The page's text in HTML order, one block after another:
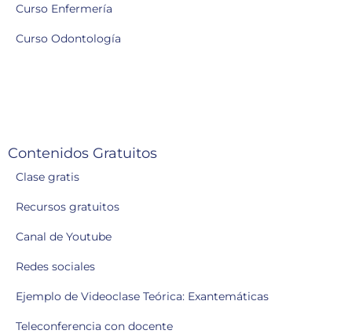
Curso Enfermería
Curso Odontología
Contenidos Gratuitos
Clase gratis
Recursos gratuitos
Canal de Youtube
Redes sociales
Ejemplo de Videoclase Teórica: Exantemáticas
Teleconferencia con docente